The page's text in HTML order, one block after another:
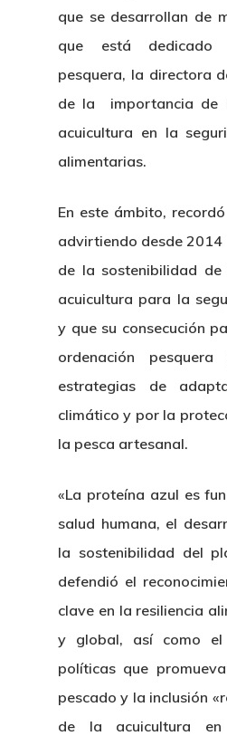
que se desarrollan de
que está
pesquera, la directora
de la importancia de
acuicultura en la
alimentarias.
En este ámbito,
advirtiendo desde
de la sostenibilidad
acuicultura para la
y que su consecución
ordenación
estrategias de
climático y por la
la pesca artesanal.
«La proteína azul es
salud humana, el
la sostenibilidad del
defendió el
clave en la resiliencia
y global, así como
políticas que
pescado y la inclusión
de la acuicultura